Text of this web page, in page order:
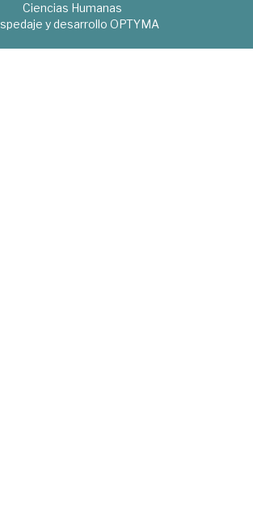
Ciencias Humanas
y desarrollo OPTYMA